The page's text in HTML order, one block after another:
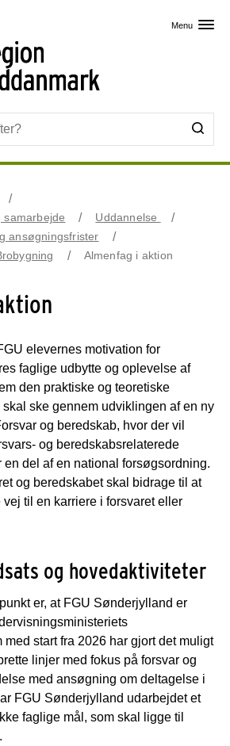
Menu
samarbejde
Uddannelse
ansøgningsfrister
Almenfag i aktion
elevernes motivation for
faglige udbytte og oplevelse af
den praktiske og teoretiske
ske gennem udviklingen af en ny
og beredskab, hvor der vil
og beredskabsrelaterede
en del af en national forsøgsordning.
og beredskabet skal bidrage til at
til en karriere i forsvaret eller
og hovedaktiviteter
er, at FGU Sønderjylland er
start fra 2026 har gjort det muligt
linjer med fokus på forsvar og
med ansøgning om deltagelse i
FGU Sønderjylland udarbejdet et
faglige mål, som skal ligge til